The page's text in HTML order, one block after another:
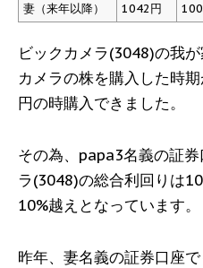
妻（来年以降）
1042円
ビックカメラ(3048)の我
カメラの株を購入した時
円の時購入できました。
その為、papa3名義の証
ラ(3048)の総合利回りは
10%越えとなっています。
昨年、妻名義の証券口座